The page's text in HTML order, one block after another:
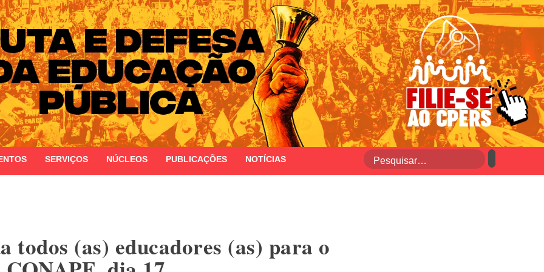
Estado do Rio Grande do Sul
SERVIÇOS NÚCLEOS PUBLICAÇÕES NOTÍCIAS
todos (as) educadores (as) para o